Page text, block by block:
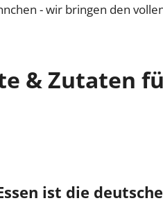
- wir bringen den
& Zutaten
ist die